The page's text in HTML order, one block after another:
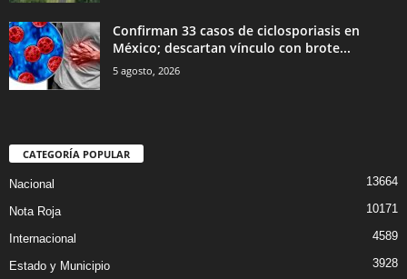
Confirman 33 casos de ciclosporiasis en
México; descartan vínculo con brote...
5 agosto, 2026
CATEGORÍA POPULAR
Nacional 13664
Nota Roja 10171
Internacional 4589
Estado y Municipio 3928